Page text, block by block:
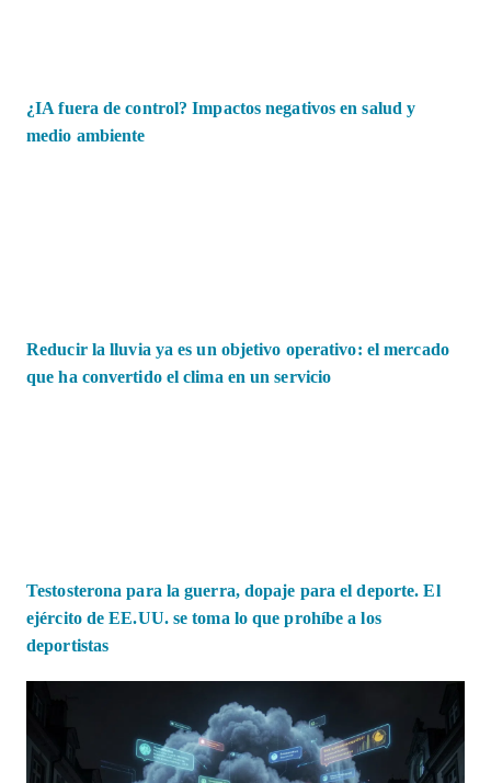
¿IA fuera de control? Impactos negativos en salud y
medio ambiente
Reducir la lluvia ya es un objetivo operativo: el mercado
que ha convertido el clima en un servicio
Testosterona para la guerra, dopaje para el deporte. El
ejército de EE.UU. se toma lo que prohíbe a los
deportistas